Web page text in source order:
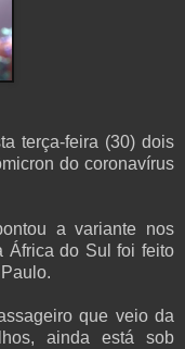
terça-feira (30) dois
do coronavírus
a variante nos
África do Sul foi feito
que veio da
ainda está sob